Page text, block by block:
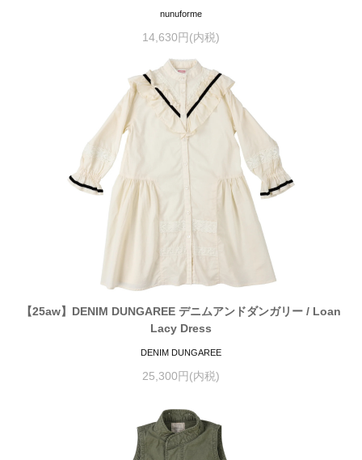
nunuforme
14,630円(内税)
【25aw】DENIM DUNGAREE デニムアンドダンガリー / Loan
Lacy Dress
DENIM DUNGAREE
25,300円(内税)